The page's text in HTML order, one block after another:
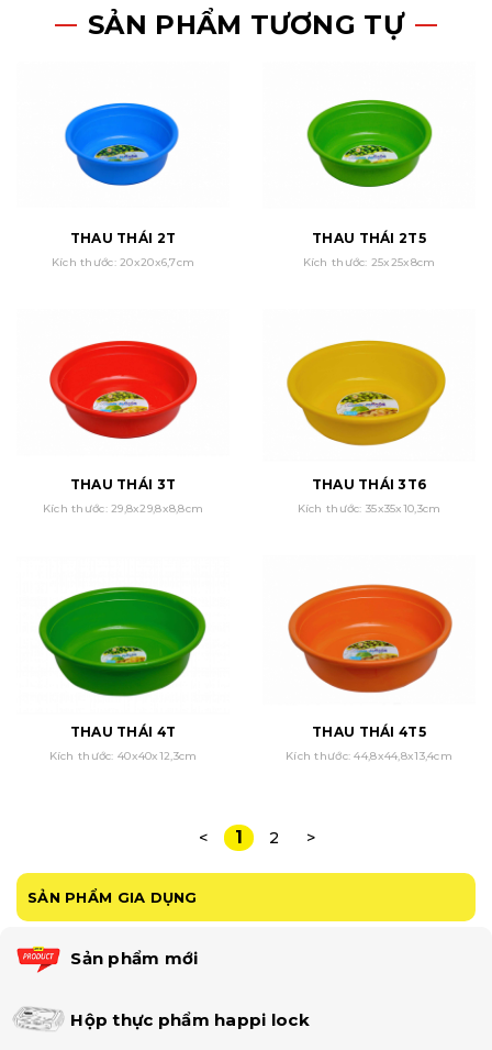
SẢN PHẨM GIA DỤNG
Sản phẩm mới
Hộp thực phẩm happi lock
SẢN PHẨM TƯƠNG TỰ
THAU THÁI 2T
Kích thước: 20x20x6,7cm
THAU THÁI 2T5
Kích thước: 25x25x8cm
THAU THÁI 3T
Kích thước: 29,8x29,8x8,8cm
THAU THÁI 3T6
Kích thước: 35x35x10,3cm
THAU THÁI 4T
Kích thước: 40x40x12,3cm
THAU THÁI 4T5
Kích thước: 44,8x44,8x13,4cm
< 1 2 >